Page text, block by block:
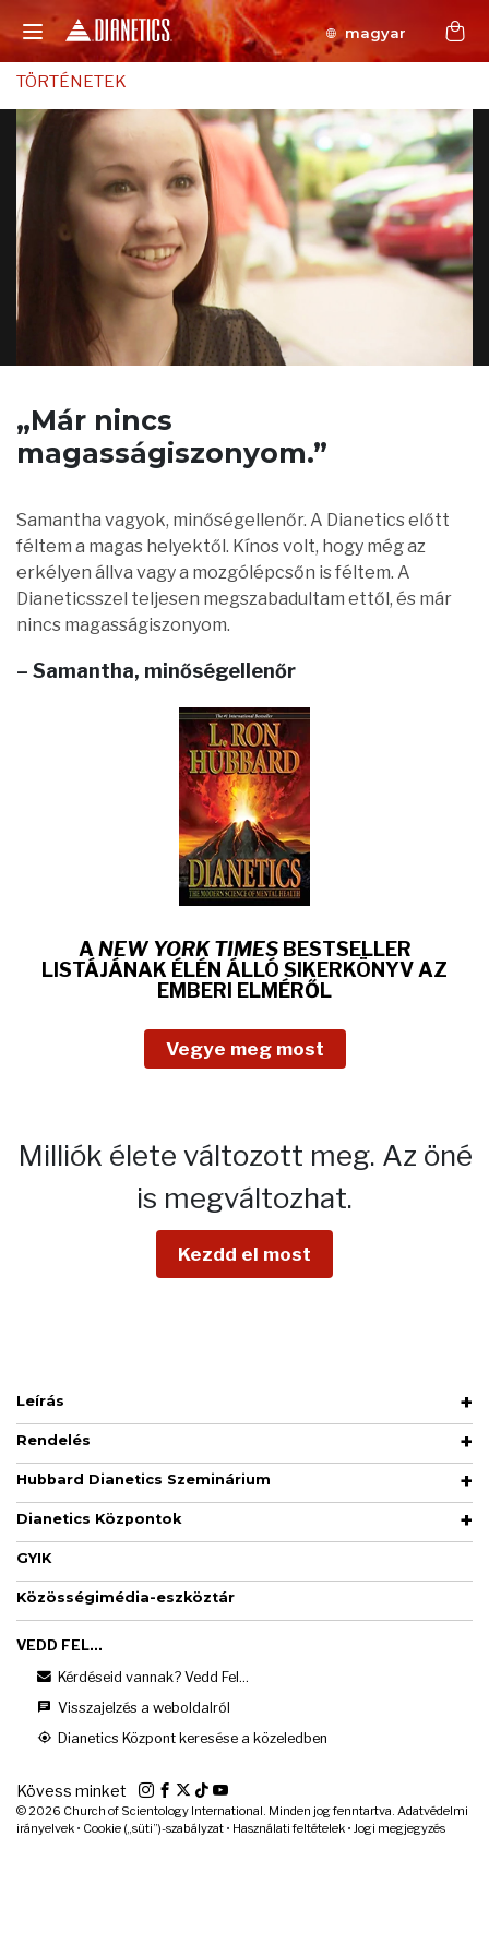
magyar
TÖRTÉNETEK
„Már nincs
magasságiszonyom.”
Samantha vagyok, minőségellenőr. A Dianetics előtt
féltem a magas helyektől. Kínos volt, hogy még az
erkélyen állva vagy a mozgólépcsőn is féltem. A
Dianeticsszel teljesen megszabadultam ettől, és már
nincs magasságiszonyom.
– Samantha, minőségellenőr
A NEW YORK TIMESBESTSELLER
LISTÁJÁNAK ÉLÉN ÁLLÓ SIKERKÖNYV AZ
EMBERI ELMÉRŐL
Vegye meg most
Milliók élete változott meg. Az öné
is megváltozhat.
Kezdd el most
Leírás
Rendelés
Hubbard Dianetics Szeminárium
Dianetics Központok
GYIK
Közösségimédia-eszköztár
VEDD FEL...
Kérdéseid vannak? Vedd Fel...
Visszajelzés a weboldalról
Dianetics Központ keresése a közeledben
Kövess minket
© 2026 Church of Scientology International. Minden jog fenntartva. Adatvédelmi
irányelvek • Cookie („süti”)-szabályzat • Használati feltételek • Jogi megjegyzés